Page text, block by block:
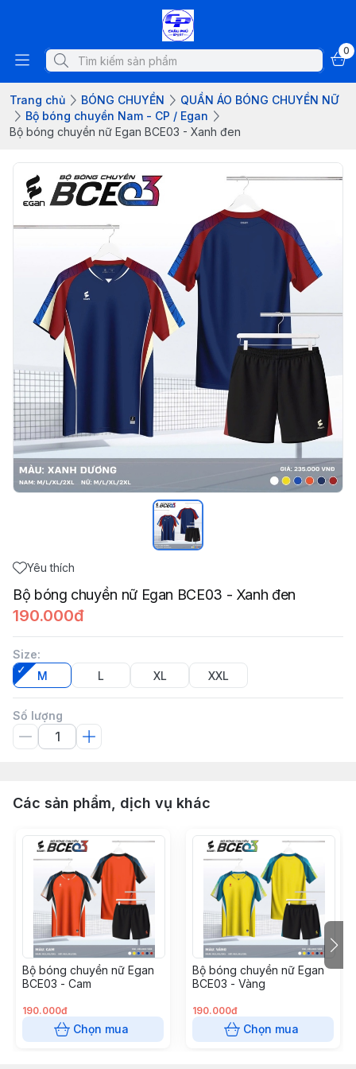
0
Trang chủ BÓNG CHUYỀN
QUẦN ÁO BÓNG CHUYỀN NỮ
Bộ bóng chuyền Nam - CP / Egan
Bộ bóng chuyền nữ Egan BCE03 - Xanh đen
Yêu thích
Bộ bóng chuyền nữ Egan BCE03 - Xanh đen
190.000đ
Size:
M
L XL XXL
Số lượng
Các sản phẩm, dịch vụ khác
Bộ bóng chuyền nữ Egan
BCE03 - Cam
190.000đ
Chọn mua
Bộ bóng chuyền nữ Egan
BCE03 - Vàng
190.000đ
Chọn mua